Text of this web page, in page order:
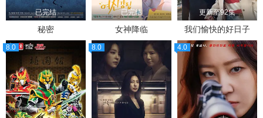
已完结
秘密
已完结
女神降临
更新至92集
我们愉快的好日子
8.0 8.0 4.0